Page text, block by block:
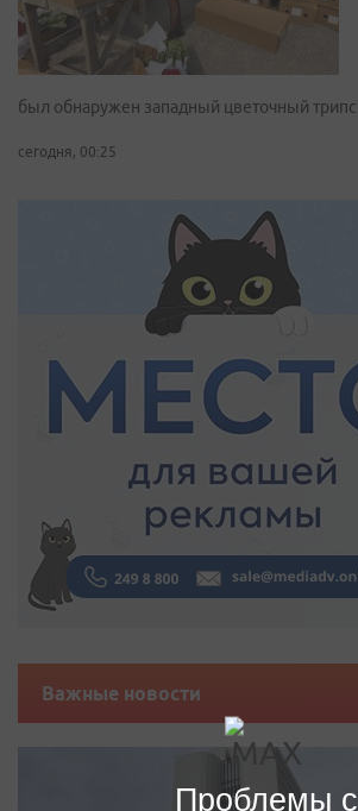
был обнаружен западный цветочный трипс
сегодня, 00:25
Важные новости
Проблемы с